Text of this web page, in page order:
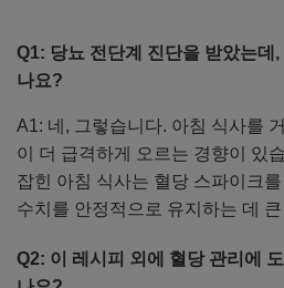
Q1: 당뇨 전단계 진단을 받았는데
나요?
A1: 네, 그렇습니다. 아침 식사를
이 더 급격하게 오르는 경향이 있
잡힌 아침 식사는 혈당 스파이크
수치를 안정적으로 유지하는 데
Q2: 이 레시피 외에 혈당 관리에